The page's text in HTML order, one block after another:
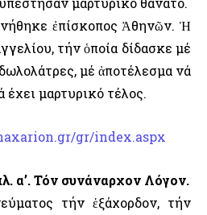
ἐπίσκοπος Ἀθηνῶν. Ἡ
τήν ὁποία δίδασκε μέ
μέ ἀποτέλεσμα νά
έχει μαρτυρικό τέλος.
gr/index.aspx
α’. Τόν συνάναρχον Λόγον.
τήν ἑξάχορδον, τήν